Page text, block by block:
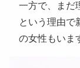
一方で、まだ
という理由で
の女性もいま